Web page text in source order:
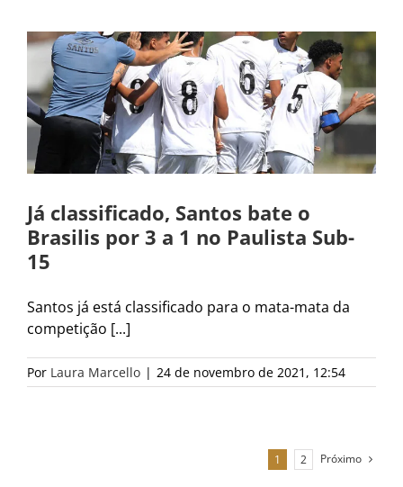
Já classificado, Santos bate o
Brasilis por 3 a 1 no Paulista Sub-
15
Santos já está classificado para o mata-mata da
competição [...]
Por Laura Marcello | 24 de novembro de 2021, 12:54
1 2 Próximo